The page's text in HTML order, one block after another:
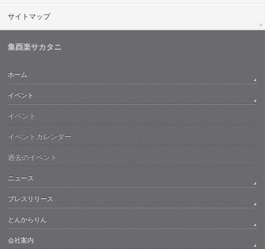
サイトマップ
集酉楽サカタニ
ホーム
イベント
イベント
イベントカレンダー
過去のイベント
ニュース
プレスリリース
とんからりん
会社案内